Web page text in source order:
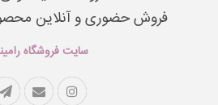
فروش حضوری و آنلاین
سایت فروشگاه